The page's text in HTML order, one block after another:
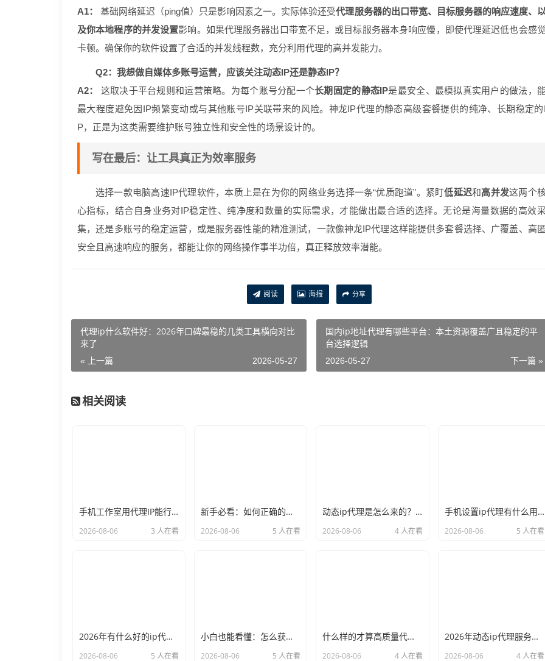
A1：
基础网络延迟（ping值）只是影响因素之一。实际体验还受代理服务器的出口带宽、目标服务器的响应速度、以
及你本地程序的并发设置影响。如果代理服务器出口带宽不足，或目标服务器本身响应慢，即使代理延迟低也会感觉
卡顿。确保你的软件设置了合适的并发线程数，充分利用代理的高并发能力。
Q2：我想做自媒体多账号运营，应该关注动态IP还是静态IP？
A2：
这取决于平台规则和运营策略。为每个账号分配一个长期固定的静态IP是最安全、最模拟真实用户的做法，
最大程度避免因IP频繁变动或与其他账号IP关联带来的风险。神龙IP代理的静态高级套餐提供的纯净、长期稳定的I
P，正是为这类需要维护账号独立性和安全性的场景设计的。
写在最后：让工具真正为效率服务
选择一款电脑高速IP代理软件，本质上是在为你的网络业务选择一条“优质跑道”。紧盯低延迟和高并发这两个
心指标，结合自身业务对IP稳定性、纯净度和数量的实际需求，才能做出最合适的选择。无论是海量数据的高效采
集，还是多账号的稳定运营，或是服务器性能的精准测试，一款像神龙IP代理这样能提供多套餐选择、广覆盖、高匿
安全且高速响应的服务，都能让你的网络操作事半功倍，真正释放效率潜能。
阅读 海报 分享
代理ip什么软件好：2026年口碑最稳的几类工具横向对比
来了
« 上一篇 2026-05-27
国内ip地址代理有哪些平台：本土资源覆盖广且稳定的平
台选择逻辑
下一篇 »
2026-05-27
相关阅读
手机工作室用代理IP能行么？过来人的经验告诉你答案
2026-08-06 3 人在看
新手必看：如何正确的选择代理ip软件，别再交智商税了
2026-08-06 5 人在看
动态ip代理是怎么来的？背后的原理比你想象的精彩
2026-08-06 4 人在看
手机设置ip代理有什么用？不只是改定位那么简单
2026-08-06 5 人在看
2026年有什么好的ip代理软件？亲测后我只推荐这几个
2026-08-06 5 人在看
小白也能看懂：怎么获取代理ip和端口号，一步步教会你
2026-08-06 5 人在看
什么样的才算高质量代理ip？资深玩家总结了三个硬指标
2026-08-06 4 人在看
2026年动态ip代理服务商有哪些？这份清单建议收藏
2026-08-06 4 人在看